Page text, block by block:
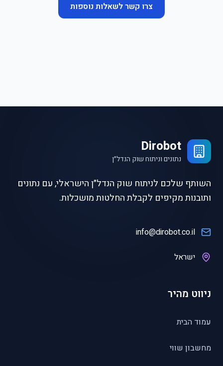
צרו קשר לשאלות נוספות
Dirobot
נתונים וניתוח שוק הנדל״ן
השותף שלכם לניתוח שוק הנדל״ן הישראלי, עם נתונים
ותובנות מקיפים לקבלת החלטות מושכלות.
info@dirobot.co.il
ישראל
ניווט מהיר
עמוד הבית
מחשבון שווי